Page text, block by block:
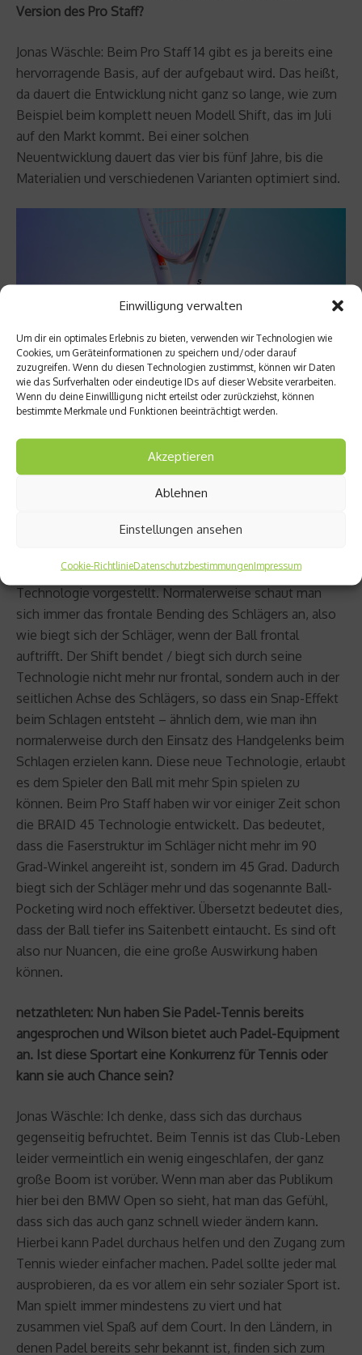
Einwilligung verwalten
Um dir ein optimales Erlebnis zu bieten, verwenden wir Technologien wie
Cookies, um Geräteinformationen zu speichern und/oder darauf
zuzugreifen. Wenn du diesen Technologien zustimmst, können wir Daten
wie das Surfverhalten oder eindeutige IDs auf dieser Website verarbeiten.
Wenn du deine Einwillligung nicht erteilst oder zurückziehst, können
bestimmte Merkmale und Funktionen beeinträchtigt werden.
Akzeptieren
Ablehnen
Einstellungen ansehen
Cookie-RichtlinieDatenschutzbestimmungenImpressum
Version des Pro Staff?
Jonas Wäschle: Beim Pro Staff 14 gibt es ja bereits eine
hervorragende Basis, auf der aufgebaut wird. Das heißt,
da dauert die Entwicklung nicht ganz so lange, wie zum
Beispiel beim komplett neuen Modell Shift, das im Juli
auf den Markt kommt. Bei einer solchen
Neuentwicklung dauert das vier bis fünf Jahre, bis die
Materialien und verschiedenen Varianten optimiert sind.
Potentiale bei der Schlägerentwicklung?
Jonas Wäschle: Die verwendeten Materialien sind
deren Zusammensetzung und wie sich das auf die
mit dem neuen Shift wieder eine völlig neue Schläger
Technologie vorgestellt. Normalerweise schaut man
sich immer das frontale Bending des Schlägers an, also
wie biegt sich der Schläger, wenn der Ball frontal
auftrifft. Der Shift bendet / biegt sich durch seine
Technologie nicht mehr nur frontal, sondern auch in der
seitlichen Achse des Schlägers, so dass ein Snap-Effekt
beim Schlagen entsteht – ähnlich dem, wie man ihn
normalerweise durch den Einsatz des Handgelenks beim
Schlagen erzielen kann. Diese neue Technologie, erlaubt
es dem Spieler den Ball mit mehr Spin spielen zu
können. Beim Pro Staff haben wir vor einiger Zeit schon
die BRAID 45 Technologie entwickelt. Das bedeutet,
dass die Faserstruktur im Schläger nicht mehr im 90
Grad-Winkel angereiht ist, sondern im 45 Grad. Dadurch
biegt sich der Schläger mehr und das sogenannte Ball-
Pocketing wird noch effektiver. Übersetzt bedeutet dies,
dass der Ball tiefer ins Saitenbett eintaucht. Es sind oft
also nur Nuancen, die eine große Auswirkung haben
können.
netzathleten: Nun haben Sie Padel-Tennis bereits
angesprochen und Wilson bietet auch Padel-Equipment
an. Ist diese Sportart eine Konkurrenz für Tennis oder
kann sie auch Chance sein?
Jonas Wäschle: Ich denke, dass sich das durchaus
gegenseitig befruchtet. Beim Tennis ist das Club-Leben
leider vermeintlich ein wenig eingeschlafen, der ganz
große Boom ist vorüber. Wenn man aber das Publikum
hier bei den BMW Open so sieht, hat man das Gefühl,
dass sich das auch ganz schnell wieder ändern kann.
Hierbei kann Padel durchaus helfen und den Zugang zum
Tennis wieder einfacher machen. Padel sollte jeder mal
ausprobieren, da es vor allem ein sehr sozialer Sport ist.
Man spielt immer mindestens zu viert und hat
zusammen viel Spaß auf dem Court. In den Ländern, in
denen Padel bereits sehr bekannt ist, finden sich zum